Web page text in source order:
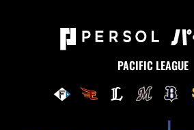
PACIFIC LEAGUE